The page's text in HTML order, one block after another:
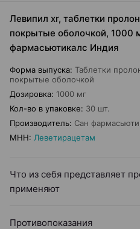
Левипил xr, таблетки
покрытые оболочкой, 1000
фармасьютикалс Индия
Форма выпуска: Таблетки
покрытые оболочкой
Дозировка: 1000 мг
Кол-во в упаковке: 30 шт.
Производитель: Сан
МНН: Леветирацетам
Что из себя представляет
применяют
Противопоказания